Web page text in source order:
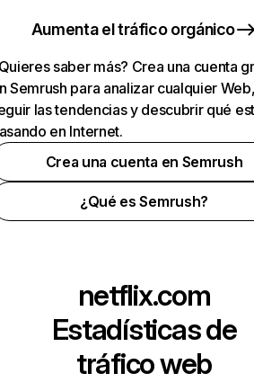
Aumenta el tráfico orgánico
saber más? Crea una cuenta
Semrush para analizar cualquier
las tendencias y descubrir qué
en Internet.
Crea una cuenta en Semrush
¿Qué es Semrush?
netflix.com
Estadísticas de
tráfico web